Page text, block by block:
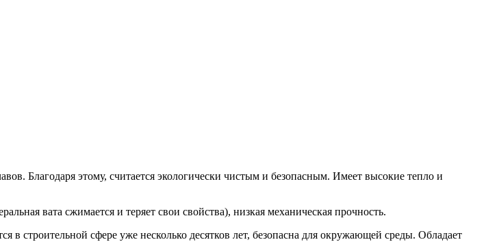
Благодаря этому, считается экологически чистым и безопасным. Имеет высокие тепло и
вата сжимается и теряет свои свойства), низкая механическая прочность.
в строительной сфере уже несколько десятков лет, безопасна для окружающей среды. Обладает